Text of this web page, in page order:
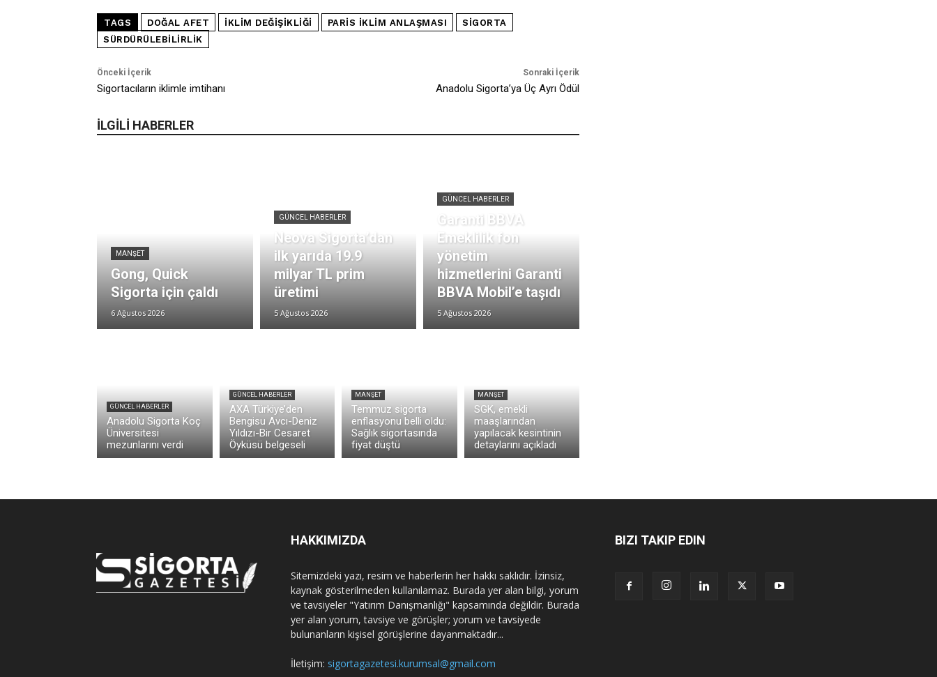
TAGS DOĞAL AFET IKLIM DEĞIŞIKLIĞI PARIS İKLIM ANLAŞMASI
SIGORTA
SÜRDÜRÜLEBILIRLIK
Önceki İçerik
Sigortacıların iklimle imtihanı
Sonraki İçerik
Anadolu Sigorta’ya Üç Ayrı Ödül
İLGİLİ HABERLER
MANŞET
Gong, Quick
Sigorta için çaldı
6 Ağustos 2026
GÜNCEL HABERLER
Neova Sigorta’dan
ilk yarıda 19.9
milyar TL prim
üretimi
5 Ağustos 2026
GÜNCEL HABERLER
Garanti BBVA
Emeklilik fon
yönetim
hizmetlerini Garanti
BBVA Mobil’e taşıdı
5 Ağustos 2026
GÜNCEL HABERLER
Anadolu Sigorta Koç
Üniversitesi
mezunlarını verdi
GÜNCEL HABERLER
AXA Türkiye’den
Bengisu Avcı-Deniz
Yıldızı-Bir Cesaret
Öyküsü belgeseli
MANŞET
Temmuz sigorta
enflasyonu belli oldu:
Sağlık sigortasında
fiyat düştü
MANŞET
SGK, emekli
maaşlarından
yapılacak kesintinin
detaylarını açıkladı
HAKKIMIZDA
Sitemizdeki yazı, resim ve haberlerin her hakkı saklıdır. İzinsiz,
kaynak gösterilmeden kullanılamaz. Burada yer alan bilgi, yorum
ve tavsiyeler "Yatırım Danışmanlığı" kapsamında değildir. Burada
yer alan yorum, tavsiye ve görüşler; yorum ve tavsiyede
bulunanların kişisel görüşlerine dayanmaktadır...
İletişim: sigortagazetesi.kurumsal@gmail.com
BIZI TAKIP EDIN